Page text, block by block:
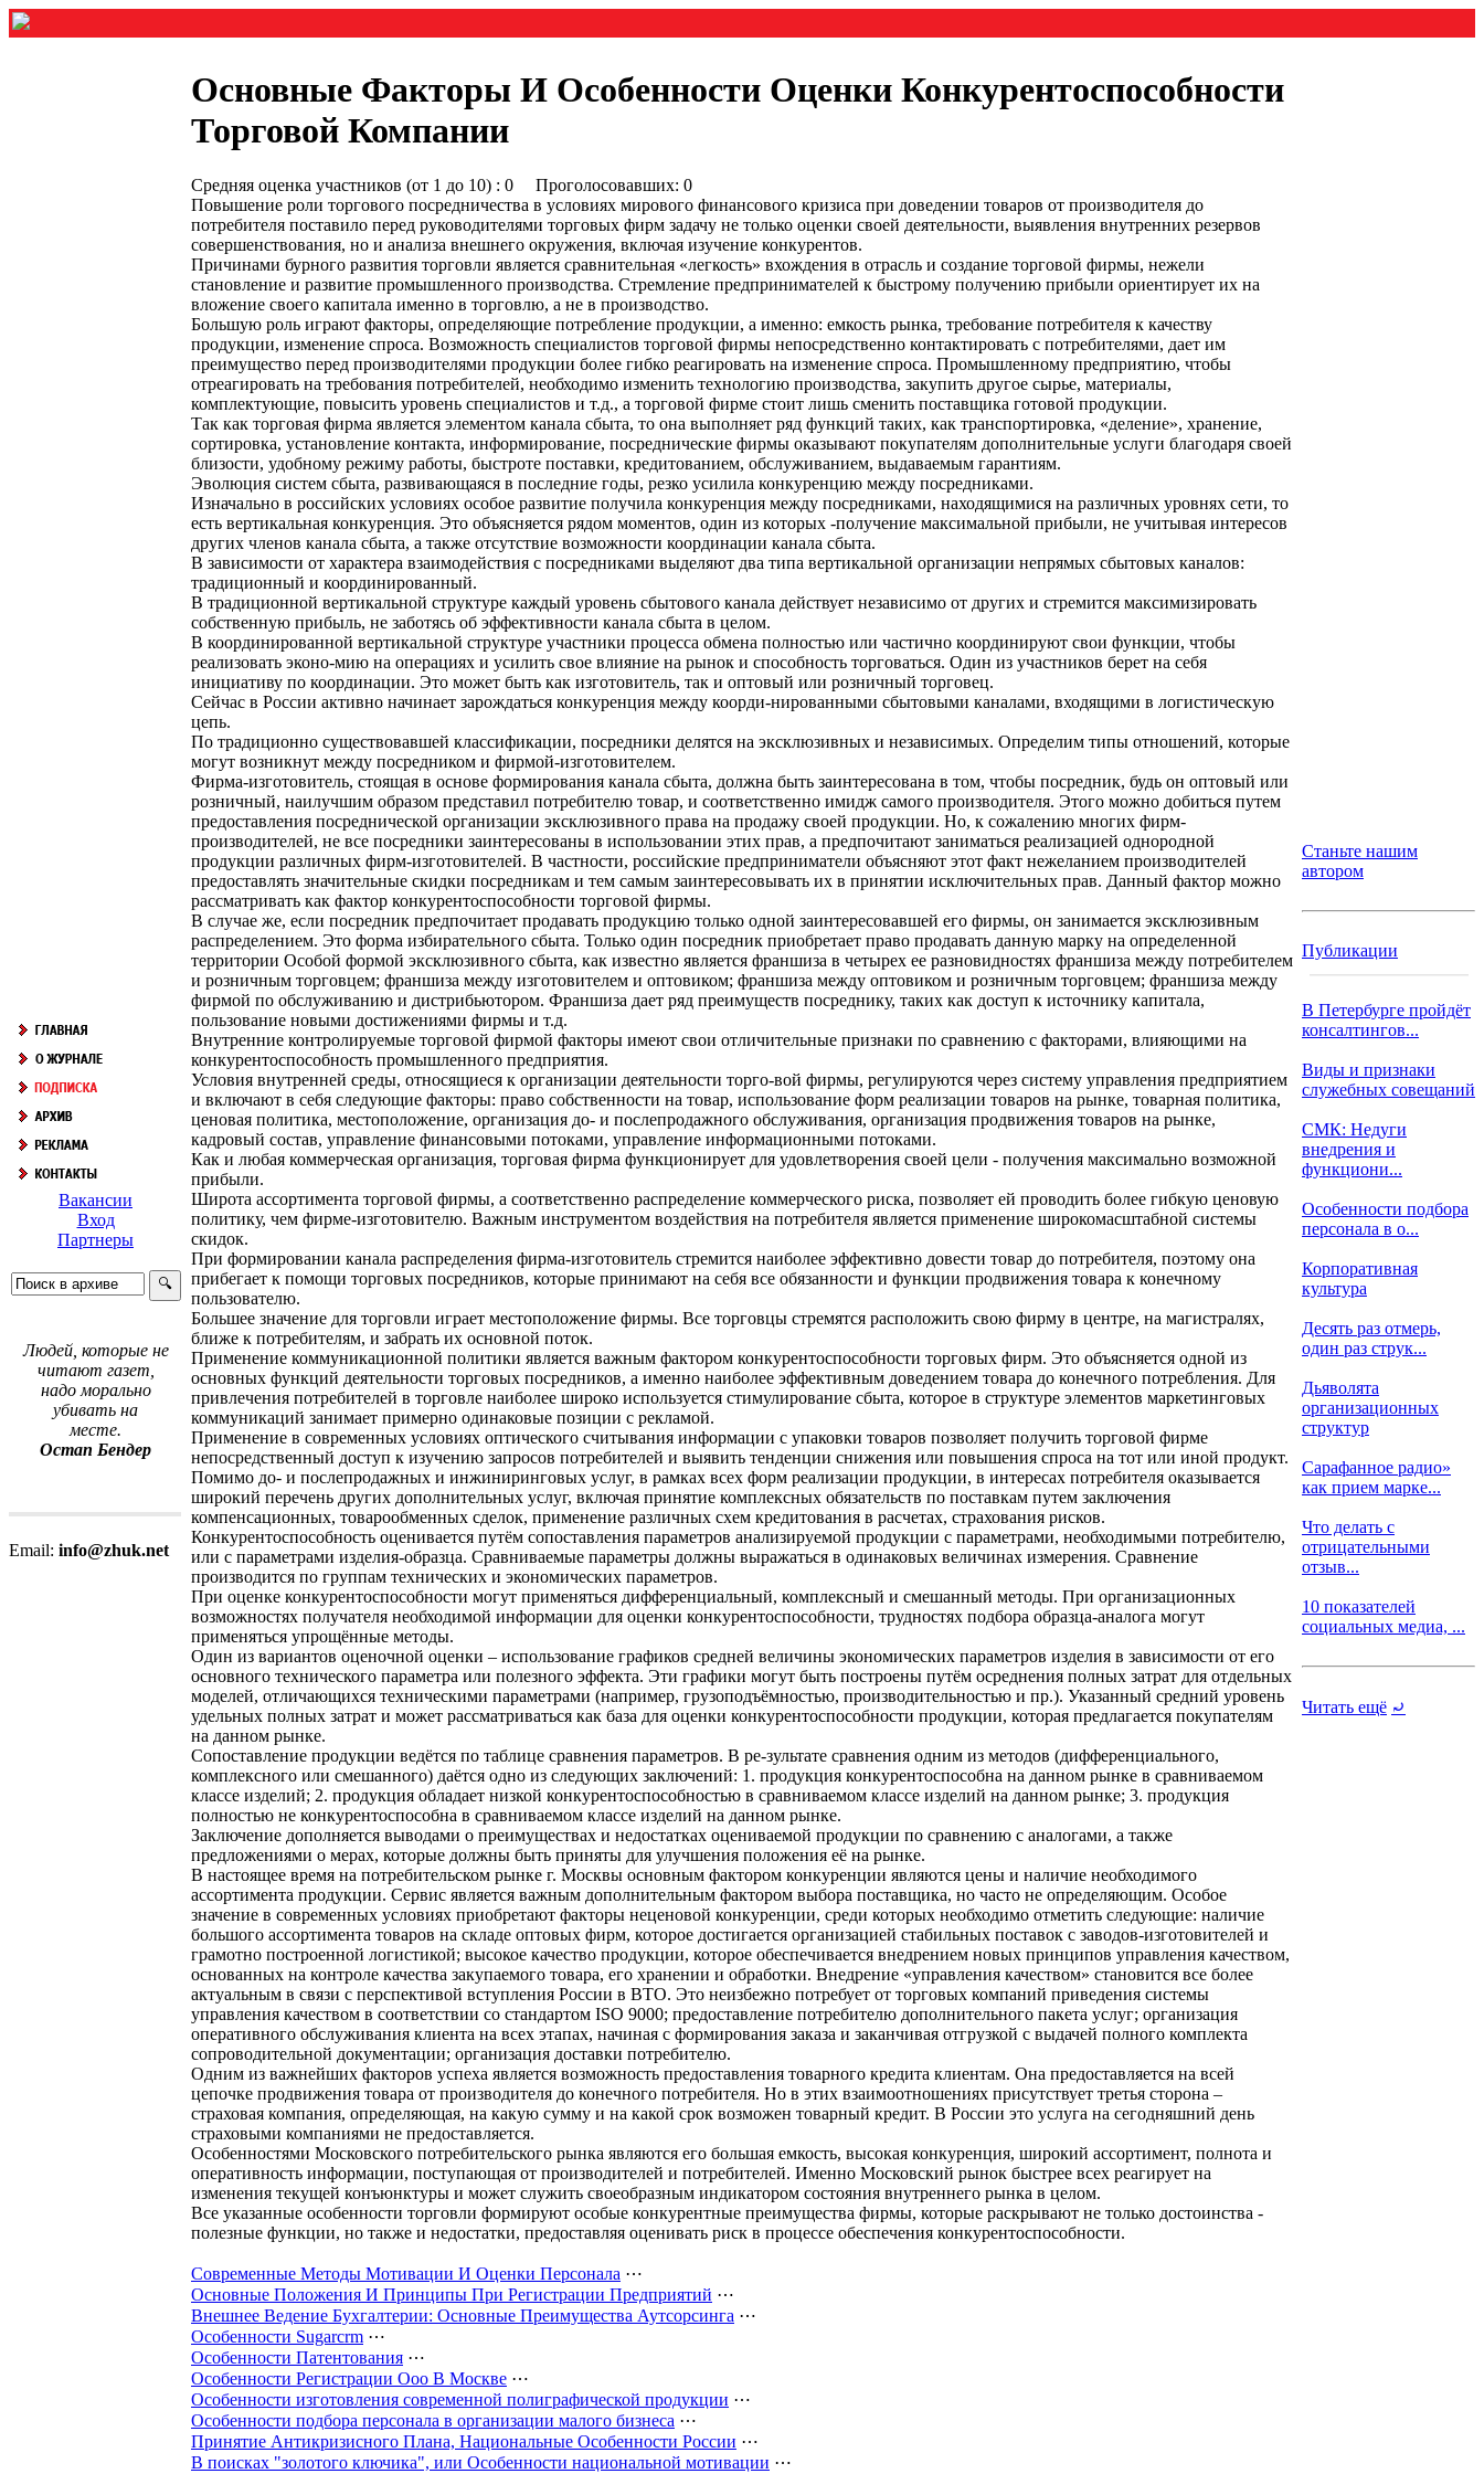
Вакансии
Вход
Партнеры
Людей, которые не
читают газет,
надо морально
убивать на
месте.
Остап Бендер
Email: info@zhuk.net
Основные Факторы И Особенности Оценки Конкурентоспособности
Торговой Компании
Средняя оценка участников (от 1 до 10) : 0 Проголосовавших: 0
Повышение роли торгового посредничества в условиях мирового финансового кризиса при доведении товаров от производителя до
потребителя поставило перед руководителями торговых фирм задачу не только оценки своей деятельности, выявления внутренних резервов
совершенствования, но и анализа внешнего окружения, включая изучение конкурентов.
Причинами бурного развития торговли является сравнительная «легкость» вхождения в отрасль и создание торговой фирмы, нежели
становление и развитие промышленного производства. Стремление предпринимателей к быстрому получению прибыли ориентирует их на
вложение своего капитала именно в торговлю, а не в производство.
Большую роль играют факторы, определяющие потребление продукции, а именно: емкость рынка, требование потребителя к качеству
продукции, изменение спроса. Возможность специалистов торговой фирмы непосредственно контактировать с потребителями, дает им
преимущество перед производителями продукции более гибко реагировать на изменение спроса. Промышленному предприятию, чтобы
отреагировать на требования потребителей, необходимо изменить технологию производства, закупить другое сырье, материалы,
комплектующие, повысить уровень специалистов и т.д., а торговой фирме стоит лишь сменить поставщика готовой продукции.
Так как торговая фирма является элементом канала сбыта, то она выполняет ряд функций таких, как транспортировка, «деление», хранение,
сортировка, установление контакта, информирование, посреднические фирмы оказывают покупателям дополнительные услуги благодаря своей
близости, удобному режиму работы, быстроте поставки, кредитованием, обслуживанием, выдаваемым гарантиям.
Эволюция систем сбыта, развивающаяся в последние годы, резко усилила конкуренцию между посредниками.
Изначально в российских условиях особое развитие получила конкуренция между посредниками, находящимися на различных уровнях сети, то
есть вертикальная конкуренция. Это объясняется рядом моментов, один из которых -получение максимальной прибыли, не учитывая интересов
других членов канала сбыта, а также отсутствие возможности координации канала сбыта.
В зависимости от характера взаимодействия с посредниками выделяют два типа вертикальной организации непрямых сбытовых каналов:
традиционный и координированный.
В традиционной вертикальной структуре каждый уровень сбытового канала действует независимо от других и стремится максимизировать
собственную прибыль, не заботясь об эффективности канала сбыта в целом.
В координированной вертикальной структуре участники процесса обмена полностью или частично координируют свои функции, чтобы
реализовать эконо-мию на операциях и усилить свое влияние на рынок и способность торговаться. Один из участников берет на себя
инициативу по координации. Это может быть как изготовитель, так и оптовый или розничный торговец.
Сейчас в России активно начинает зарождаться конкуренция между коорди-нированными сбытовыми каналами, входящими в логистическую
цепь.
По традиционно существовавшей классификации, посредники делятся на эксклюзивных и независимых. Определим типы отношений, которые
могут возникнут между посредником и фирмой-изготовителем.
Фирма-изготовитель, стоящая в основе формирования канала сбыта, должна быть заинтересована в том, чтобы посредник, будь он оптовый или
розничный, наилучшим образом представил потребителю товар, и соответственно имидж самого производителя. Этого можно добиться путем
предоставления посреднической организации эксклюзивного права на продажу своей продукции. Но, к сожалению многих фирм-
производителей, не все посредники заинтересованы в использовании этих прав, а предпочитают заниматься реализацией однородной
продукции различных фирм-изготовителей. В частности, российские предприниматели объясняют этот факт нежеланием производителей
предоставлять значительные скидки посредникам и тем самым заинтересовывать их в принятии исключительных прав. Данный фактор можно
рассматривать как фактор конкурентоспособности торговой фирмы.
В случае же, если посредник предпочитает продавать продукцию только одной заинтересовавшей его фирмы, он занимается эксклюзивным
распределением. Это форма избирательного сбыта. Только один посредник приобретает право продавать данную марку на определенной
территории Особой формой эксклюзивного сбыта, как известно является франшиза в четырех ее разновидностях франшиза между потребителем
и розничным торговцем; франшиза между изготовителем и оптовиком; франшиза между оптовиком и розничным торговцем; франшиза между
фирмой по обслуживанию и дистрибьютором. Франшиза дает ряд преимуществ посреднику, таких как доступ к источнику капитала,
пользование новыми достижениями фирмы и т.д.
Внутренние контролируемые торговой фирмой факторы имеют свои отличительные признаки по сравнению с факторами, влияющими на
конкурентоспособность промышленного предприятия.
Условия внутренней среды, относящиеся к организации деятельности торго-вой фирмы, регулируются через систему управления предприятием
и включают в себя следующие факторы: право собственности на товар, использование форм реализации товаров на рынке, товарная политика,
ценовая политика, местоположение, организация до- и послепродажного обслуживания, организация продвижения товаров на рынке,
кадровый состав, управление финансовыми потоками, управление информационными потоками.
Как и любая коммерческая организация, торговая фирма функционирует для удовлетворения своей цели - получения максимально возможной
прибыли.
Широта ассортимента торговой фирмы, а соответственно распределение коммерческого риска, позволяет ей проводить более гибкую ценовую
политику, чем фирме-изготовителю. Важным инструментом воздействия на потребителя является применение широкомасштабной системы
скидок.
При формировании канала распределения фирма-изготовитель стремится наиболее эффективно довести товар до потребителя, поэтому она
прибегает к помощи торговых посредников, которые принимают на себя все обязанности и функции продвижения товара к конечному
пользователю.
Большее значение для торговли играет местоположение фирмы. Все торговцы стремятся расположить свою фирму в центре, на магистралях,
ближе к потребителям, и забрать их основной поток.
Применение коммуникационной политики является важным фактором конкурентоспособности торговых фирм. Это объясняется одной из
основных функций деятельности торговых посредников, а именно наиболее эффективным доведением товара до конечного потребления. Для
привлечения потребителей в торговле наиболее широко используется стимулирование сбыта, которое в структуре элементов маркетинговых
коммуникаций занимает примерно одинаковые позиции с рекламой.
Применение в современных условиях оптического считывания информации с упаковки товаров позволяет получить торговой фирме
непосредственный доступ к изучению запросов потребителей и выявить тенденции снижения или повышения спроса на тот или иной продукт.
Помимо до- и послепродажных и инжиниринговых услуг, в рамках всех форм реализации продукции, в интересах потребителя оказывается
широкий перечень других дополнительных услуг, включая принятие комплексных обязательств по поставкам путем заключения
компенсационных, товарообменных сделок, применение различных схем кредитования в расчетах, страхования рисков.
Конкурентоспособность оценивается путём сопоставления параметров анализируемой продукции с параметрами, необходимыми потребителю,
или с параметрами изделия-образца. Сравниваемые параметры должны выражаться в одинаковых величинах измерения. Сравнение
производится по группам технических и экономических параметров.
При оценке конкурентоспособности могут применяться дифференциальный, комплексный и смешанный методы. При организационных
возможностях получателя необходимой информации для оценки конкурентоспособности, трудностях подбора образца-аналога могут
применяться упрощённые методы.
Один из вариантов оценочной оценки – использование графиков средней величины экономических параметров изделия в зависимости от его
основного технического параметра или полезного эффекта. Эти графики могут быть построены путём осреднения полных затрат для отдельных
моделей, отличающихся техническими параметрами (например, грузоподъёмностью, производительностью и пр.). Указанный средний уровень
удельных полных затрат и может рассматриваться как база для оценки конкурентоспособности продукции, которая предлагается покупателям
на данном рынке.
Сопоставление продукции ведётся по таблице сравнения параметров. В ре-зультате сравнения одним из методов (дифференциального,
комплексного или смешанного) даётся одно из следующих заключений: 1. продукция конкурентоспособна на данном рынке в сравниваемом
классе изделий; 2. продукция обладает низкой конкурентоспособностью в сравниваемом классе изделий на данном рынке; 3. продукция
полностью не конкурентоспособна в сравниваемом классе изделий на данном рынке.
Заключение дополняется выводами о преимуществах и недостатках оцениваемой продукции по сравнению с аналогами, а также
предложениями о мерах, которые должны быть приняты для улучшения положения её на рынке.
В настоящее время на потребительском рынке г. Москвы основным фактором конкуренции являются цены и наличие необходимого
ассортимента продукции. Сервис является важным дополнительным фактором выбора поставщика, но часто не определяющим. Особое
значение в современных условиях приобретают факторы неценовой конкуренции, среди которых необходимо отметить следующие: наличие
большого ассортимента товаров на складе оптовых фирм, которое достигается организацией стабильных поставок с заводов-изготовителей и
грамотно построенной логистикой; высокое качество продукции, которое обеспечивается внедрением новых принципов управления качеством,
основанных на контроле качества закупаемого товара, его хранении и обработки. Внедрение «управления качеством» становится все более
актуальным в связи с перспективой вступления России в ВТО. Это неизбежно потребует от торговых компаний приведения системы
управления качеством в соответствии со стандартом ISO 9000; предоставление потребителю дополнительного пакета услуг; организация
оперативного обслуживания клиента на всех этапах, начиная с формирования заказа и заканчивая отгрузкой с выдачей полного комплекта
сопроводительной документации; организация доставки потребителю.
Одним из важнейших факторов успеха является возможность предоставления товарного кредита клиентам. Она предоставляется на всей
цепочке продвижения товара от производителя до конечного потребителя. Но в этих взаимоотношениях присутствует третья сторона –
страховая компания, определяющая, на какую сумму и на какой срок возможен товарный кредит. В России это услуга на сегодняшний день
страховыми компаниями не предоставляется.
Особенностями Московского потребительского рынка являются его большая емкость, высокая конкуренция, широкий ассортимент, полнота и
оперативность информации, поступающая от производителей и потребителей. Именно Московский рынок быстрее всех реагирует на
изменения текущей конъюнктуры и может служить своеобразным индикатором состояния внутреннего рынка в целом.
Все указанные особенности торговли формируют особые конкурентные преимущества фирмы, которые раскрывают не только достоинства -
полезные функции, но также и недостатки, предоставляя оценивать риск в процессе обеспечения конкурентоспособности.
Современные Методы Мотивации И Оценки Персонала ⋯
Основные Положения И Принципы При Регистрации Предприятий ⋯
Внешнее Ведение Бухгалтерии: Основные Преимущества Аутсорсинга ⋯
Особенности Sugarcrm ⋯
Особенности Патентования ⋯
Особенности Регистрации Ооо В Москве ⋯
Особенности изготовления современной полиграфической продукции ⋯
Особенности подбора персонала в организации малого бизнеса ⋯
Принятие Антикризисного Плана, Национальные Особенности России ⋯
В поисках "золотого ключика", или Особенности национальной мотивации ⋯
Станьте нашим
автором
Публикации
В Петербурге пройдёт
консалтингов...
Виды и признаки
служебных совещаний
СМК: Недуги
внедрения и
функциони...
Особенности подбора
персонала в о...
Корпоративная
культура
Десять раз отмерь,
один раз струк...
Дьяволята
организационных
структур
Сарафанное радио»
как прием марке...
Что делать с
отрицательными
отзыв...
10 показателей
социальных медиа, ...
Читать ещё ⤾